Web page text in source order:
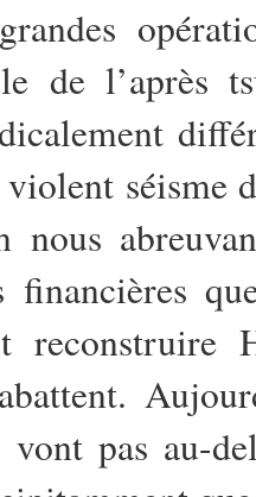
de l’après
séisme
nous
financières
vont pas au-